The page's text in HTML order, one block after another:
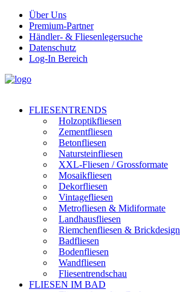
Über Uns
Premium-Partner
Händler- & Fliesenlegersuche
Datenschutz
Log-In Bereich
FLIESENTRENDS
Holzoptikfliesen
Zementfliesen
Betonfliesen
Natursteinfliesen
XXL-Fliesen / Grossformate
Mosaikfliesen
Dekorfliesen
Vintagefliesen
Metrofliesen & Midiformate
Landhausfliesen
Riemchenfliesen & Brickdesign
Badfliesen
Bodenfliesen
Wandfliesen
Fliesentrendschau
FLIESEN IM BAD